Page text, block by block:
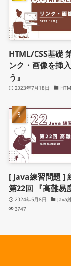
HTML/CSS基礎
ンク・画像を挿
う』
2023年7月18日
[ Java練習問題 ]
第22回 『高難易
2024年5月8日
Java
3747